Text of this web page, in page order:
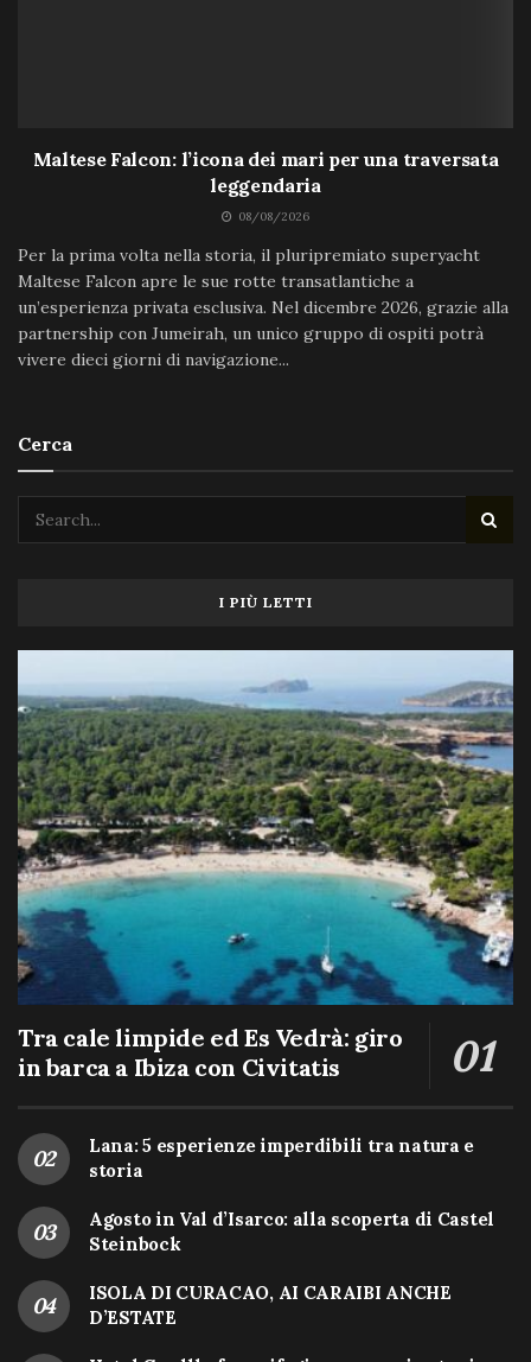
Maltese Falcon: l’icona dei mari per una traversata
leggendaria
08/08/2026
Per la prima volta nella storia, il pluripremiato superyacht
Maltese Falcon apre le sue rotte transatlantiche a
un’esperienza privata esclusiva. Nel dicembre 2026, grazie alla
partnership con Jumeirah, un unico gruppo di ospiti potrà
vivere dieci giorni di navigazione...
Cerca
I PIÙ LETTI
Tra cale limpide ed Es Vedrà: giro
in barca a Ibiza con Civitatis
Lana: 5 esperienze imperdibili tra natura e
storia
Agosto in Val d’Isarco: alla scoperta di Castel
Steinbock
ISOLA DI CURACAO, AI CARAIBI ANCHE
D’ESTATE